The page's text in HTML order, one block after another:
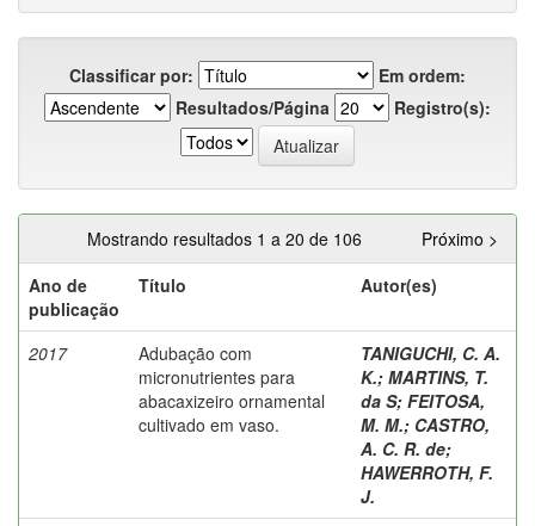
Classificar por:
Em ordem:
Resultados/Página
Registro(s):
Mostrando resultados 1 a 20 de 106
Próximo >
Ano de
publicação
Título Autor(es)
2017
Adubação com
micronutrientes para
abacaxizeiro ornamental
cultivado em vaso.
TANIGUCHI, C. A.
K.; MARTINS, T.
da S; FEITOSA,
M. M.; CASTRO,
A. C. R. de;
HAWERROTH, F.
J.